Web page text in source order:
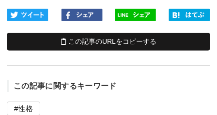
この記事のURLをコピーする
この記事に関するキーワード
性格